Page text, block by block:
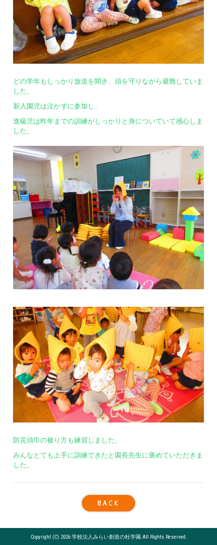
どの学年もしっかり放送を聞き、頭を守りながら避難していま
した。
新入園児は泣かずに参加し、
進級児は昨年までの訓練がしっかりと身についていて感心しま
した。
防災頭巾の被り方も練習しました。
みんなとても上手に訓練できたと園長先生に褒めていただきま
した。
BACK
Copyright (C) 2026 学校法人みらい創造の杜学園 All Rights Reserved.